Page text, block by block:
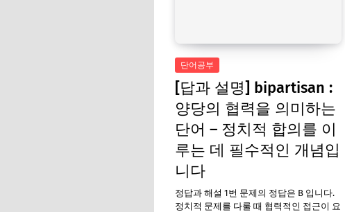
단어공부
[답과 설명] bipartisan :
양당의 협력을 의미하는
단어 – 정치적 합의를 이
루는 데 필수적인 개념입
니다
정답과 해설 1번 문제의 정답은 B 입니다.
정치적 문제를 다룰 때 협력적인 접근이 요